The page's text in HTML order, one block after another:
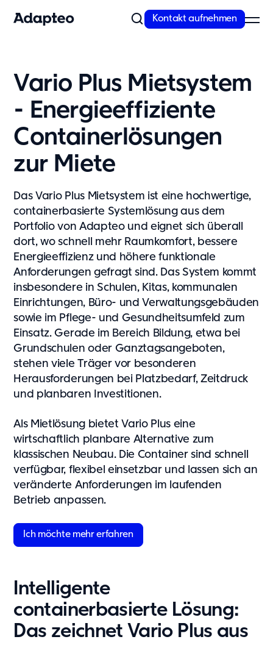
Modulare Raumlösungen von Adapteo
Flexible Gebäude von Adapteo bieten Raumlösungen für
temporären und dringenden Bedarf. Kontaktieren Sie uns für
maßgeschneiderte Raumkonzepte!
Mehr erfahren
Schule
Kita
Büro
Wohnunterkünfte
Tagespflege
Unsere Lösungen
Produkte
Hybrid
Vario
Vario Plus
Kaufsysteme
Produkte
Zusätzliche Leistungen
Value Adds
Zertifizierungen
Kontakt aufnehmen
Vario Plus Mietsystem
- Energieeffiziente
Containerlösungen
zur Miete
Das Vario Plus Mietsystem ist eine hochwertige,
containerbasierte Systemlösung aus dem
Portfolio von Adapteo und eignet sich überall
dort, wo schnell mehr Raumkomfort, bessere
Energieeffizienz und höhere funktionale
Anforderungen gefragt sind. Das System kommt
insbesondere in Schulen, Kitas, kommunalen
Einrichtungen, Büro- und Verwaltungsgebäuden
sowie im Pflege- und Gesundheitsumfeld zum
Einsatz. Gerade im Bereich Bildung, etwa bei
Grundschulen oder Ganztagsangeboten,
stehen viele Träger vor besonderen
Herausforderungen bei Platzbedarf, Zeitdruck
und planbaren Investitionen.
Als Mietlösung bietet Vario Plus eine
wirtschaftlich planbare Alternative zum
klassischen Neubau. Die Container sind schnell
verfügbar, flexibel einsetzbar und lassen sich an
veränderte Anforderungen im laufenden
Betrieb anpassen.
Ich möchte mehr erfahren
Intelligente
containerbasierte Lösung:
Das zeichnet Vario Plus aus